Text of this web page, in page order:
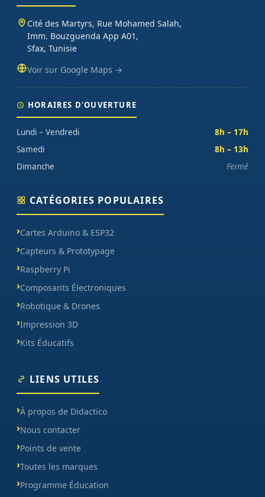
sur chaque commande.
Cité des Martyrs, Rue Mohamed Salah,
Imm. Bouzguenda App A01,
Sfax, Tunisie
Voir sur Google Maps →
HORAIRES D'OUVERTURE
Lundi – Vendredi
8h – 17h
Samedi
8h – 13h
Dimanche
Fermé
CATÉGORIES POPULAIRES
Cartes Arduino & ESP32
Capteurs & Prototypage
Raspberry Pi
Composants Électroniques
Robotique & Drones
Impression 3D
Kits Éducatifs
LIENS UTILES
À propos de Didactico
Nous contacter
Points de vente
Toutes les marques
Programme Éducation